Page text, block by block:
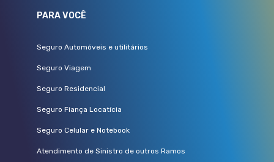
PARA VOCÊ
Seguro Automóveis e utilitários
Seguro Viagem
Seguro Residencial
Seguro Fiança Locatícia
Seguro Celular e Notebook
Atendimento de Sinistro de outros Ramos